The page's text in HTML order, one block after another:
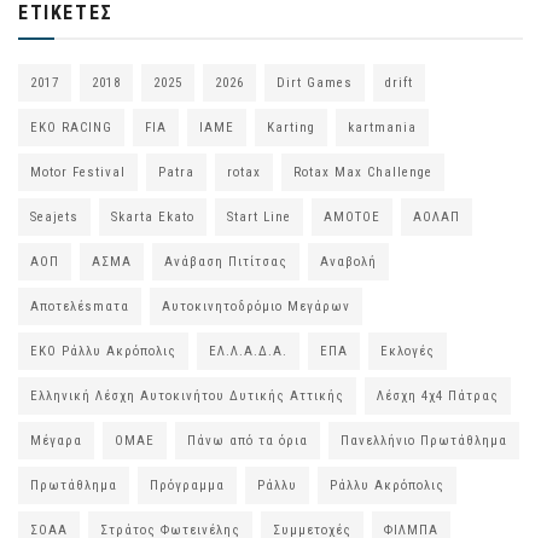
ΕΤΙΚΈΤΕΣ
2017 2018 2025 2026 Dirt Games drift
EKO RACING FIA IAME Karting kartmania
Motor Festival Patra rotax Rotax Max Challenge
Seajets Skarta Ekato Start Line ΑΜΟΤΟΕ ΑΟΛΑΠ
ΑΟΠ ΑΣΜΑ Ανάβαση Πιτίτσας Αναβολή
Αποτελέsmατα Αυτοκινητοδρόμιο Μεγάρων
ΕΚΟ Ράλλυ Ακρόπολις ΕΛ.Λ.Α.Δ.Α. ΕΠΑ Εκλογές
Ελληνική Λέσχη Αυτοκινήτου Δυτικής Αττικής Λέσχη 4χ4 Πάτρας
Μέγαρα ΟΜΑΕ Πάνω από τα όρια Πανελλήνιο Πρωτάθλημα
Πρωτάθλημα Πρόγραμμα Ράλλυ Ράλλυ Ακρόπολις
ΣΟΑΑ Στράτος Φωτεινέλης Συμμετοχές ΦΙΛΜΠΑ